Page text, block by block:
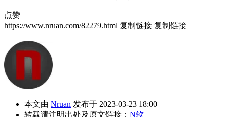
点赞
https://www.nruan.com/82279.html 复制链接 复制链接
本文由 Nruan 发布于 2023-03-23 18:00
转载请注明出处及原文链接： N软